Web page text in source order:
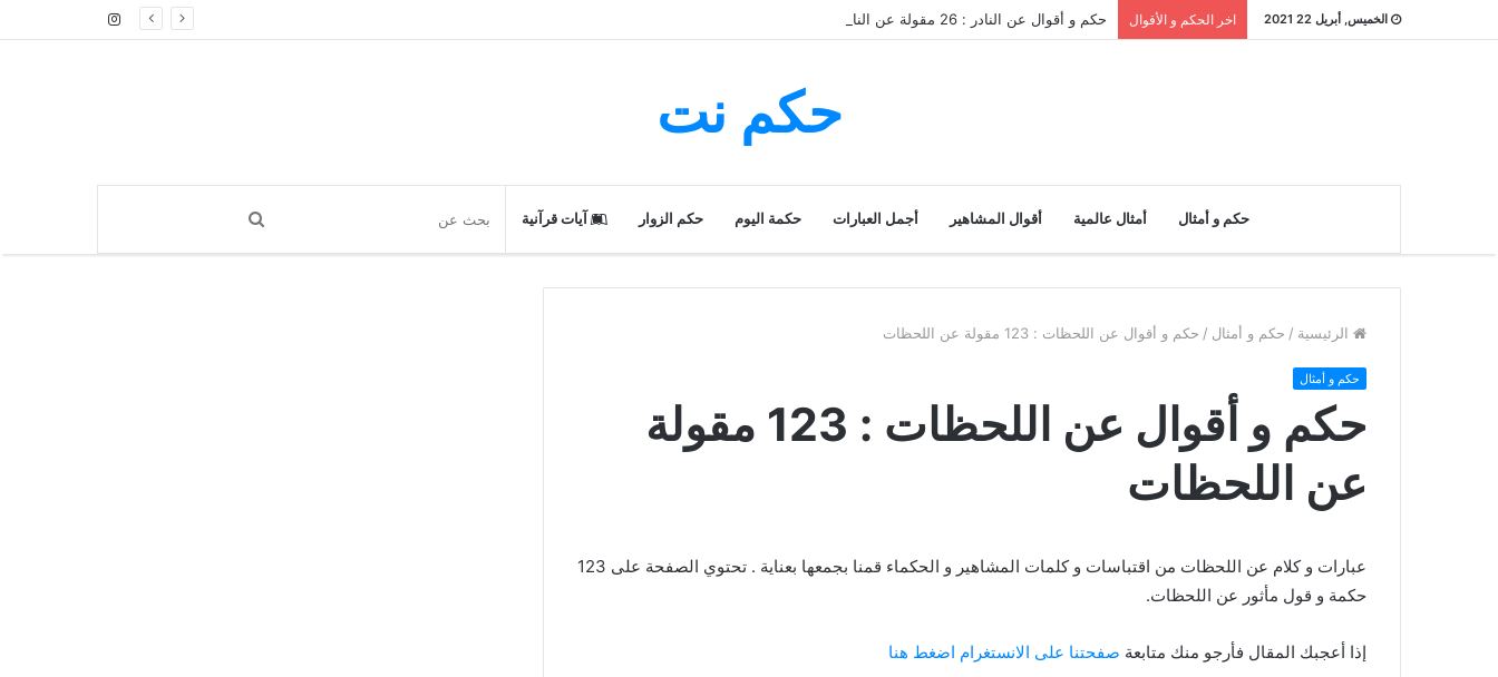
الخميس, أبريل 22 2021 اخر الحكم و الأقوال حكم و أقوال عن النادر : 26 مقولة عن النادر
حكم نت
حكم و أمثال أمثال عالمية أقوال المشاهير أجمل العبارات حكمة اليوم حكم الزوار آيات قرآنية
الرئيسية / حكم و أمثال / حكم و أقوال عن اللحظات : 123 مقولة عن اللحظات
حكم و أمثال
حكم و أقوال عن اللحظات : 123 مقولة
عن اللحظات
عبارات و كلام عن اللحظات من اقتباسات و كلمات المشاهير و الحكماء قمنا بجمعها بعناية . تحتوي الصفحة على 123
حكمة و قول مأثور عن اللحظات.
إذا أعجبك المقال فأرجو منك متابعة صفحتنا على الانستغرام اضغط هنا